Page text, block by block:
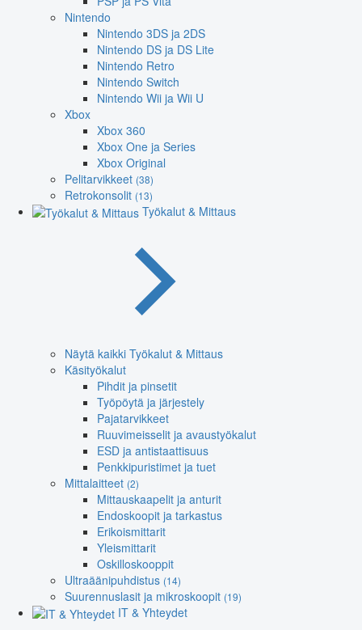
Nintendo
Nintendo 3DS ja 2DS
Nintendo DS ja DS Lite
Nintendo Retro
Nintendo Switch
Nintendo Wii ja Wii U
Xbox
Xbox 360
Xbox One ja Series
Xbox Original
Pelitarvikkeet (38)
Retrokonsolit (13)
Työkalut & Mittaus
Näytä kaikki Työkalut & Mittaus
Käsityökalut
Pihdit ja pinsetit
Työpöytä ja järjestely
Pajatarvikkeet
Ruuvimeisselit ja avaustyökalut
ESD ja antistaattisuus
Penkkipuristimet ja tuet
Mittalaitteet (2)
Mittauskaapelit ja anturit
Endoskoopit ja tarkastus
Erikoismittarit
Yleismittarit
Oskilloskooppit
Ultraäänipuhdistus (14)
Suurennuslasit ja mikroskoopit (19)
IT & Yhteydet